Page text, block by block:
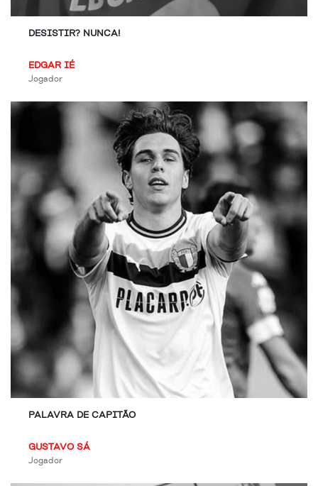
DESISTIR? NUNCA!
EDGAR IÉ
Jogador
PALAVRA DE CAPITÃO
GUSTAVO SÁ
Jogador